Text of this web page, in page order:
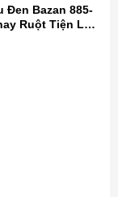
Đen Bazan 885-
Ruột Tiện Lợi